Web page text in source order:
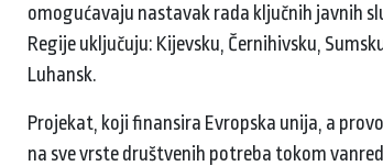
omogućavaju nastavak rada ključnih javnih
Regije uključuju: Kijevsku, Černihivsku,
Luhansk.
Projekat, koji finansira Evropska unija, a
na sve vrste društvenih potreba tokom